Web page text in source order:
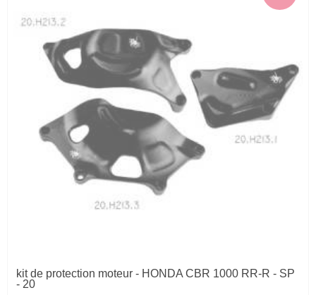
kit de protection moteur - HONDA CBR 1000 RR-R - SP
- 20